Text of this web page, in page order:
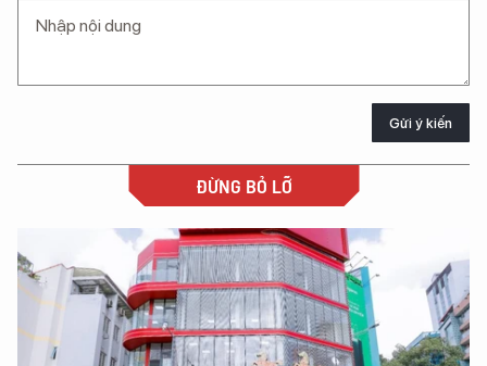
Gửi ý kiến
ĐỪNG BỎ LỠ